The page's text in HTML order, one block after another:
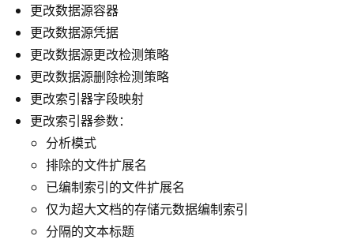
更改数据源容器
更改数据源凭据
更改数据源更改检测策略
更改数据源删除检测策略
更改索引器字段映射
更改索引器参数：
分析模式
排除的文件扩展名
已编制索引的文件扩展名
仅为超大文档的存储元数据编制索引
分隔的文本标题